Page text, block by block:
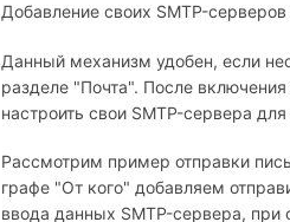
Добавление своих SMTP-
Данный механизм удобен, если
разделе "Почта". После
настроить свои SMTP-сервера
Рассмотрим пример отправки
графе "От кого" добавляем
ввода данных SMTP-сервера, при